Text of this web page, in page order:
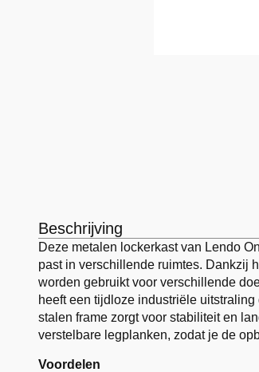
Beschrijving
Deze metalen lockerkast van Lendo
past in verschillende ruimtes. Dankzij
worden gebruikt voor verschillende
heeft een tijdloze industriële
stalen frame zorgt voor stabiliteit en
verstelbare legplanken, zodat je de
Voordelen